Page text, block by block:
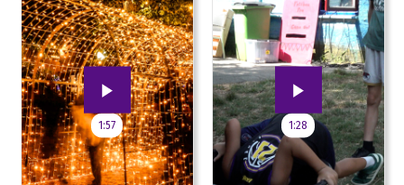
1:57 1:28